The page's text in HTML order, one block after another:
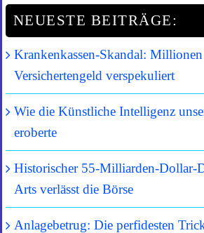
NEUESTE BEITRÄGE:
Krankenkassen-Skandal:
Versichertengeld verspekuliert
Wie die Künstliche Intelligenz
eroberte
Historischer 55-Milliarden-Dollar-
Arts verlässt die Börse
Anlagebetrug: Die perfidesten